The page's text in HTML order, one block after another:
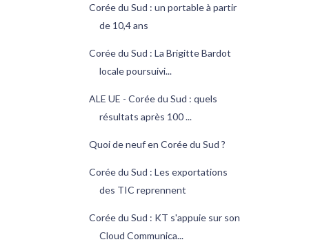
Corée du Sud : un portable à partir
de 10,4 ans
Corée du Sud : La Brigitte Bardot
locale poursuivi...
ALE UE - Corée du Sud : quels
résultats après 100 ...
Quoi de neuf en Corée du Sud ?
Corée du Sud : Les exportations
des TIC reprennent
Corée du Sud : KT s'appuie sur son
Cloud Communica...